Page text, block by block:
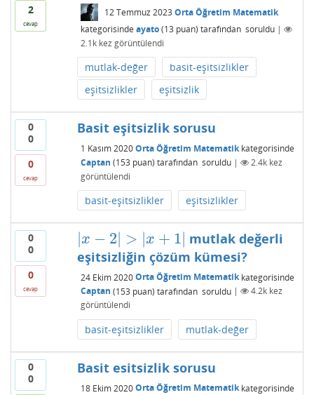
2
cevap
12 Temmuz 2023 Orta Öğretim Matematik
kategorisinde ayato (13 puan) tarafından soruldu |
2.1kkez görüntülendi
mutlak-değer
basit-eşitsizlikler
eşitsizlikler
eşitsizlik
0
0
0
cevap
Basit eşitsizlik sorusu
1 Kasım 2020 Orta Öğretim Matematikkategorisinde
Captan (153 puan) tarafından soruldu | 2.4kkez
görüntülendi
basit-eşitsizlikler eşitsizlikler
0
0
0
cevap
|x − 2| > |x + 1|
|x −2|> x+ |
mutlak değerli
eşitsizliğin çözüm kümesi?
24 Ekim 2020 Orta Öğretim Matematikkategorisinde
Captan (153 puan) tarafından soruldu | 4.2kkez
görüntülendi
basit-eşitsizlikler mutlak-değer
0
0
Basit esitsizlik sorusu
18 Ekim 2020 Orta Öğretim Matematikkategorisinde